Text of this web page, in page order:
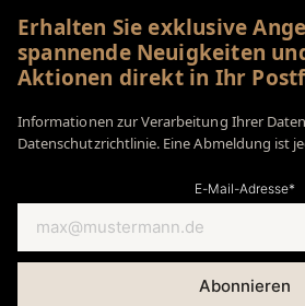
Erhalten Sie exklusive
spannende Neuigkeiten
Aktionen direkt in Ihr
Informationen zur Verarbeitung Ihrer
Datenschutzrichtlinie. Eine Abmeldung ist
E-Mail-Adresse*